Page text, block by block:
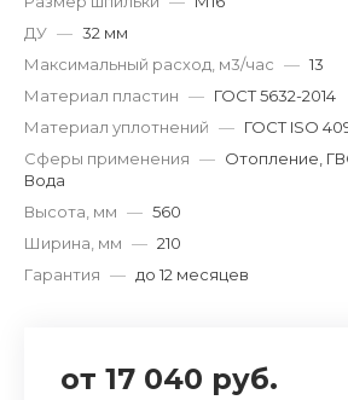
ДУ — 32 мм
Максимальный расход, м3/час — 13
Материал пластин — ГОСТ 5632-2014
Материал уплотнений — ГОСТ ISO
Сферы применения — Отопление,
Вода
Высота, мм — 560
Ширина, мм — 210
Гарантия — до 12 месяцев
от 17 040 руб.